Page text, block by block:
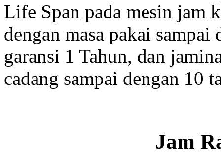
Life Span pada mesin jam
dengan masa pakai sampai
garansi 1 Tahun, dan
cadang sampai dengan 10
Jam